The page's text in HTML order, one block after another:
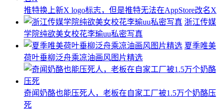
推特换上新X logo标志，但是推特无法在AppStore改名X
浙江传媒
学院纯欲美女校花李瑜uu私密写真
夏季唯美
荷叶垂柳泛舟乘凉油画风图片精选
奇闻奶酪也能压死人，老板在自家工厂被1.5万个奶酪压
死